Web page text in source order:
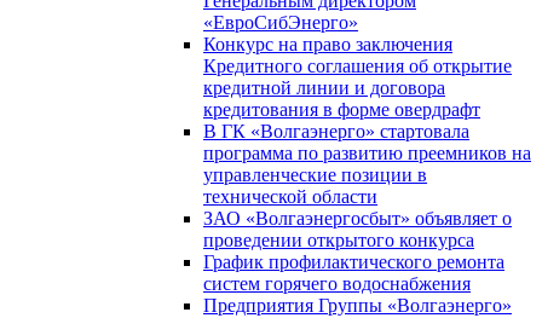
«ЕвроСибЭнерго»
Конкурс на право заключения
Кредитного соглашения об открытие
кредитной линии и договора
кредитования в форме овердрафт
В ГК «Волгаэнерго» стартовала
программа по развитию преемников на
управленческие позиции в
технической области
ЗАО «Волгаэнергосбыт» объявляет о
проведении открытого конкурса
График профилактического ремонта
систем горячего водоснабжения
Предприятия Группы «Волгаэнерго»